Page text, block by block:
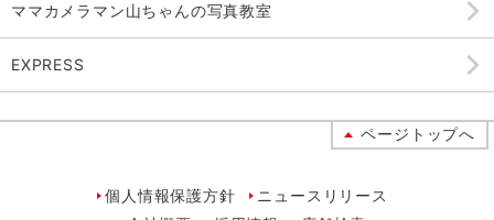
ママカメラマン山ちゃんの写真教室
EXPRESS
ページトップへ
個人情報保護方針
ニュースリリース